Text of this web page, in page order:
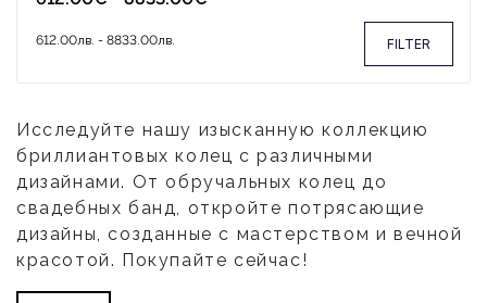
FILTER
Исследуйте нашу изысканную коллекцию
бриллиантовых колец с различными
дизайнами. От обручальных колец до
свадебных банд, откройте потрясающие
дизайны, созданные с мастерством и вечной
красотой. Покупайте сейчас!